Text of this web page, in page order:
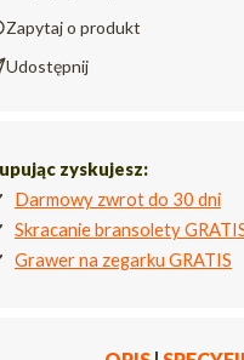
Zapytaj o produkt
Udostępnij
zyskujesz:
Darmowy zwrot do 30 dni
Skracanie bransolety
Grawer na zegarku GRATIS